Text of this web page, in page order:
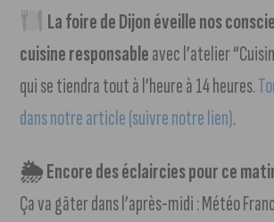
La foire de Dijon éveille nos
cuisine responsableavec l’atelier
qui se tiendra tout à l’heure à 14 heures.
dans notre article (suivre notre lien).
🌦 Encore des éclaircies pour ce
Ça va gâter dans l’après-midi : Météo